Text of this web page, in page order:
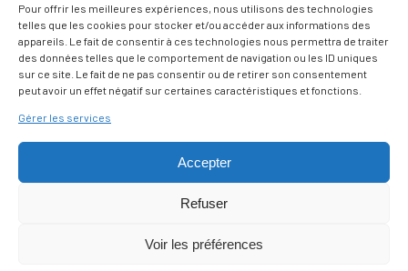
Pour offrir les meilleures expériences, nous utilisons des technologies
telles que les cookies pour stocker et/ou accéder aux informations des
appareils. Le fait de consentir à ces technologies nous permettra de traiter
des données telles que le comportement de navigation ou les ID uniques
sur ce site. Le fait de ne pas consentir ou de retirer son consentement
peut avoir un effet négatif sur certaines caractéristiques et fonctions.
Gérer les services
Accepter
Refuser
Voir les préférences
GESTION DES COOKIES
SUIVEZ-NOUS
SUR LES RÉSEAUX
Ce site est protégé par reCAPTCHA et lapolitique de vie privée
service Google s'appliquent.